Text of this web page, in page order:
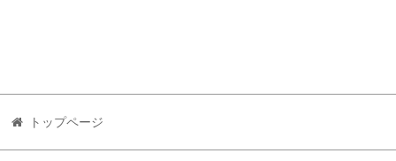
トップページ